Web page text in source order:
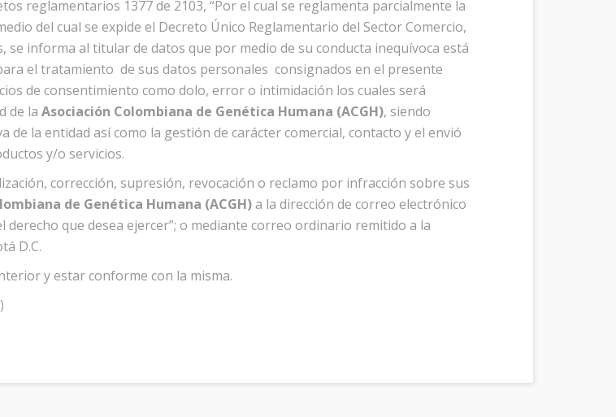
reglamentarios 1377 de 2103, “Por el cual se reglamenta parcialmente la
del cual se expide el Decreto Único Reglamentario del Sector Comercio,
informa al titular de datos que por medio de su conducta inequívoca está
el tratamiento de sus datos personales consignados en el presente
de consentimiento como dolo, error o intimidación los cuales será
de la Asociación Colombiana de Genética Humana (ACGH), siendo
la entidad así como la gestión de carácter comercial, contacto y el envió
y/o servicios.
corrección, supresión, revocación o reclamo por infracción sobre sus
de Genética Humana (ACGH)a la dirección de correo electrónico
derecho que desea ejercer”; o mediante correo ordinario remitido a la
D.C.
y estar conforme con la misma.